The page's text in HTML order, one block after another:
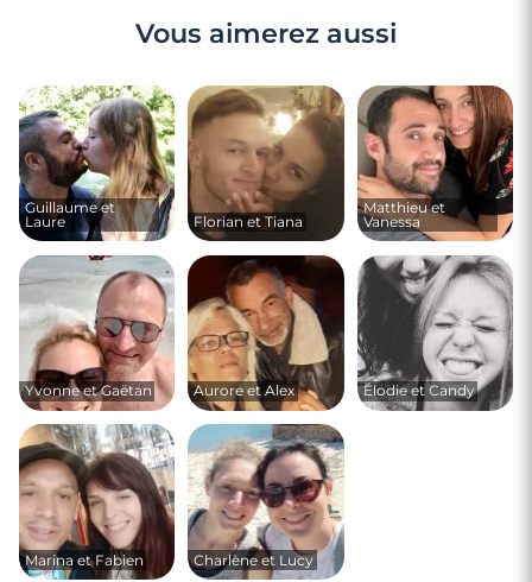
Vous aimerez aussi
Guillaume et
Laure
Florian et Tiana
Matthieu et
Vanessa
Yvonne et Gaëtan Aurore et Alex Élodie et Candy
Marina et Fabien Charlène et Lucy